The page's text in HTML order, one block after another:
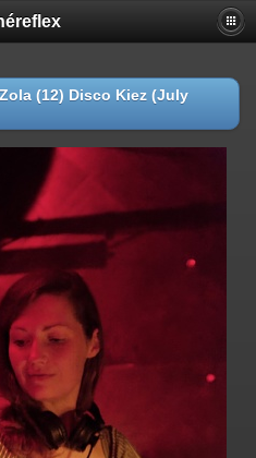
Zola (12) Disco Kiez (July